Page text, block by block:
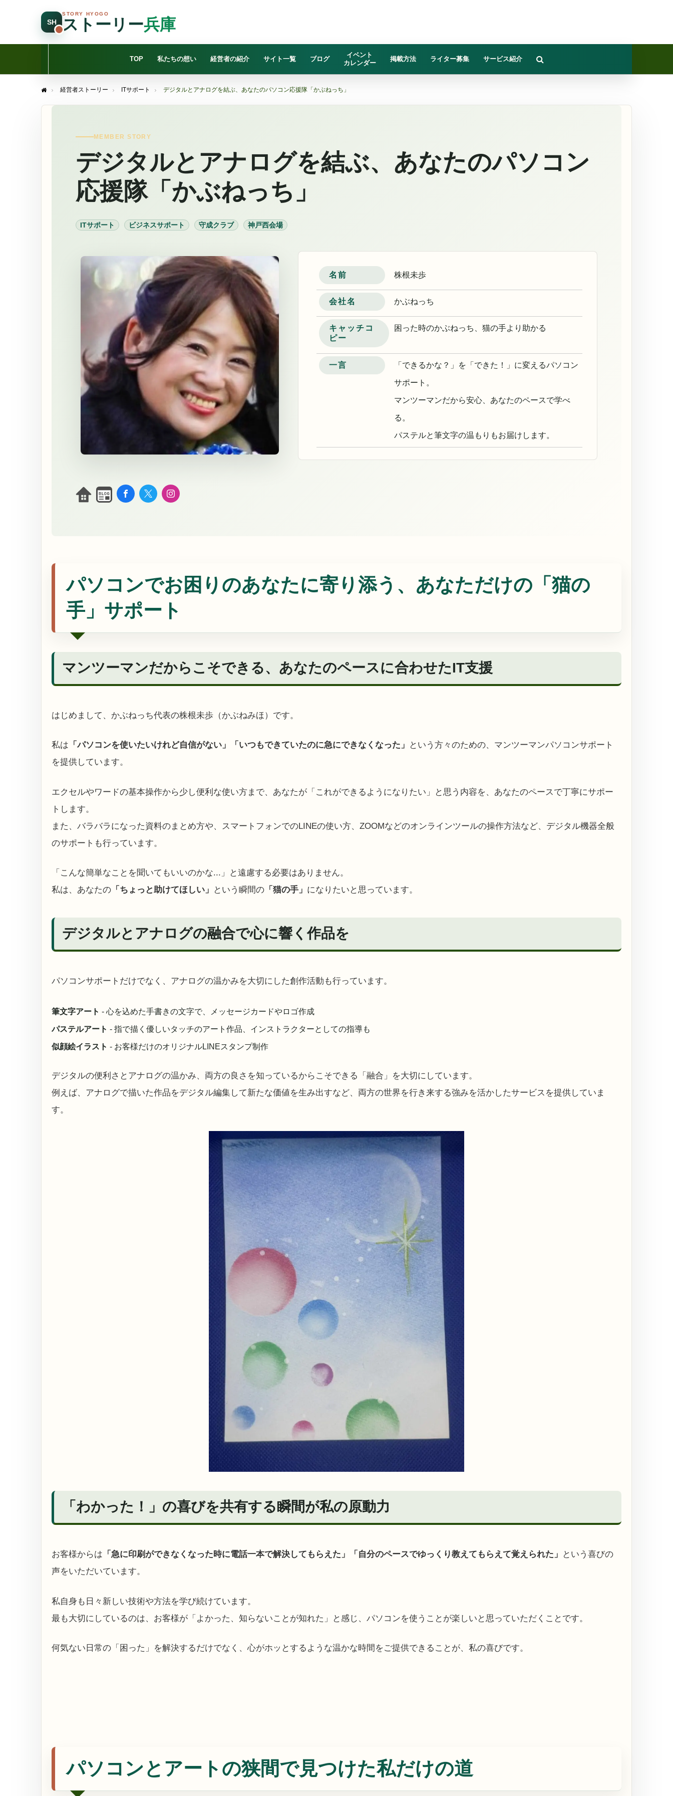
SH
STORY HYOGO
ストーリー兵庫
TOP 私たちの想い 経営者の紹介 サイト一覧 ブログ
イベント
カレンダー
掲載方法 ライター募集 サービス紹介
経営者ストーリー ITサポート デジタルとアナログを結ぶ、あなたのパソコン応援隊「かぶねっち」
MEMBER STORY
デジタルとアナログを結ぶ、あなたのパソコン
応援隊「かぶねっち」
ITサポート ビジネスサポート 守成クラブ 神戸西会場
名前 株根未歩
会社名 かぶねっち
キャッチコ
ピー
困った時のかぶねっち、猫の手より助かる
一言 「できるかな？」を「できた！」に変えるパソコン
サポート。
マンツーマンだから安心、あなたのペースで学べ
る。
パステルと筆文字の温もりもお届けします。
パソコンでお困りのあなたに寄り添う、あなただけの「猫の
手」サポート
マンツーマンだからこそできる、あなたのペースに合わせたIT支援
はじめまして、かぶねっち代表の株根未歩（かぶねみほ）です。
私は 「パソコンを使いたいけれど自信がない」「いつもできていたのに急にできなくなった」
という方々のための、マンツーマンパソコンサポート
を提供しています。
エクセルやワードの基本操作から少し便利な使い方まで、あなたが「これができるようになりたい」と思う内容を、あなたのペースで丁寧にサポー
トします。
また、バラバラになった資料のまとめ方や、スマートフォンでのLINEの使い方、ZOOMなどのオンラインツールの操作方法など、デジタル機器全般
のサポートも行っています。
「こんな簡単なことを聞いてもいいのかな...」と遠慮する必要はありません。
私は、あなたの 「ちょっと助けてほしい」 という瞬間の 「猫の手」 になりたいと思っています。
デジタルとアナログの融合で心に響く作品を
パソコンサポートだけでなく、アナログの温かみを大切にした創作活動も行っています。
筆文字アート - 心を込めた手書きの文字で、メッセージカードやロゴ作成
パステルアート - 指で描く優しいタッチのアート作品、インストラクターとしての指導も
似顔絵イラスト - お客様だけのオリジナルLINEスタンプ制作
デジタルの便利さとアナログの温かみ、両方の良さを知っているからこそできる「融合」を大切にしています。
例えば、アナログで描いた作品をデジタル編集して新たな価値を生み出すなど、両方の世界を行き来する強みを活かしたサービスを提供していま
す。
「わかった！」の喜びを共有する瞬間が私の原動力
お客様からは 「急に印刷ができなくなった時に電話一本で解決してもらえた」「自分のペースでゆっくり教えてもらえて覚えられた」
という喜びの
声をいただいています。
私自身も日々新しい技術や方法を学び続けています。
最も大切にしているのは、お客様が「よかった、知らないことが知れた」と感じ、パソコンを使うことが楽しいと思っていただくことです。
何気ない日常の「困った」を解決するだけでなく、心がホッとするような温かな時間をご提供できることが、私の喜びです。
パソコンとアートの狭間で見つけた私だけの道